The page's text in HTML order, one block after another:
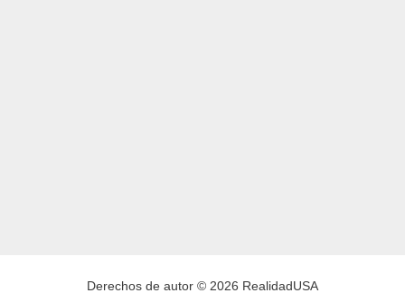
Derechos de autor © 2026 RealidadUSA